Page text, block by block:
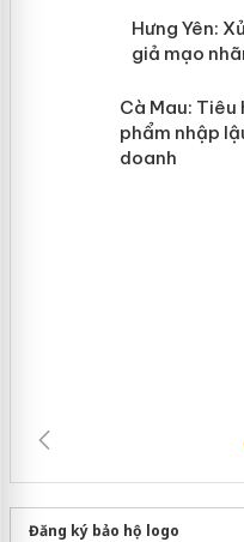
Hưng
hàng
Đăng ký bảo hộ logo